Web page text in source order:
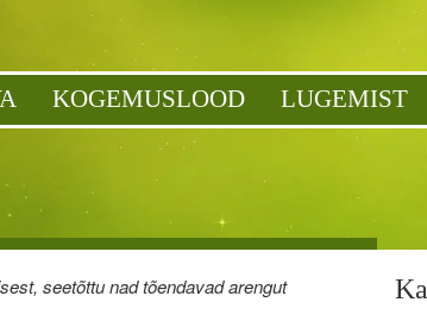
KOGEMUSLOOD LUGEMIST
seetõttu nad tõendavad arengut